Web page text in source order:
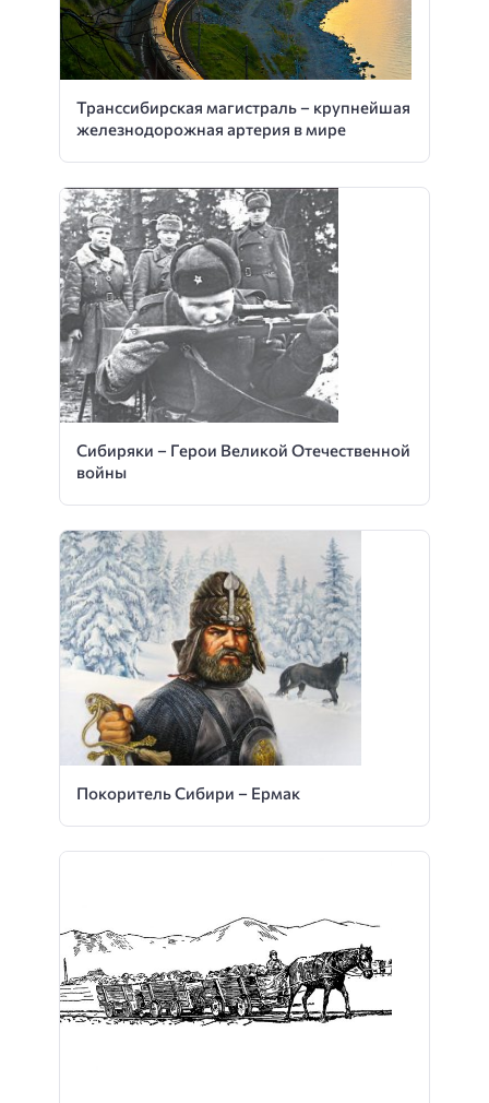
Транссибирская магистраль – крупнейшая
железнодорожная артерия в мире
Сибиряки – Герои Великой Отечественной
войны
Покоритель Сибири – Ермак